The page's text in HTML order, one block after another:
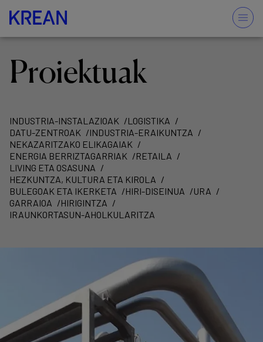
Proiektuak
INDUSTRIA-INSTALAZIOAK
LOGISTIKA
DATU-ZENTROAK
INDUSTRIA-ERAIKUNTZA
NEKAZARITZAKO ELIKAGAIAK
ENERGIA BERRIZTAGARRIAK
RETAILA
LIVING ETA OSASUNA
HEZKUNTZA, KULTURA ETA KIROLA
BULEGOAK ETA IKERKETA
HIRI-DISEINUA
URA
GARRAIOA
HIRIGINTZA
IRAUNKORTASUN-AHOLKULARITZA